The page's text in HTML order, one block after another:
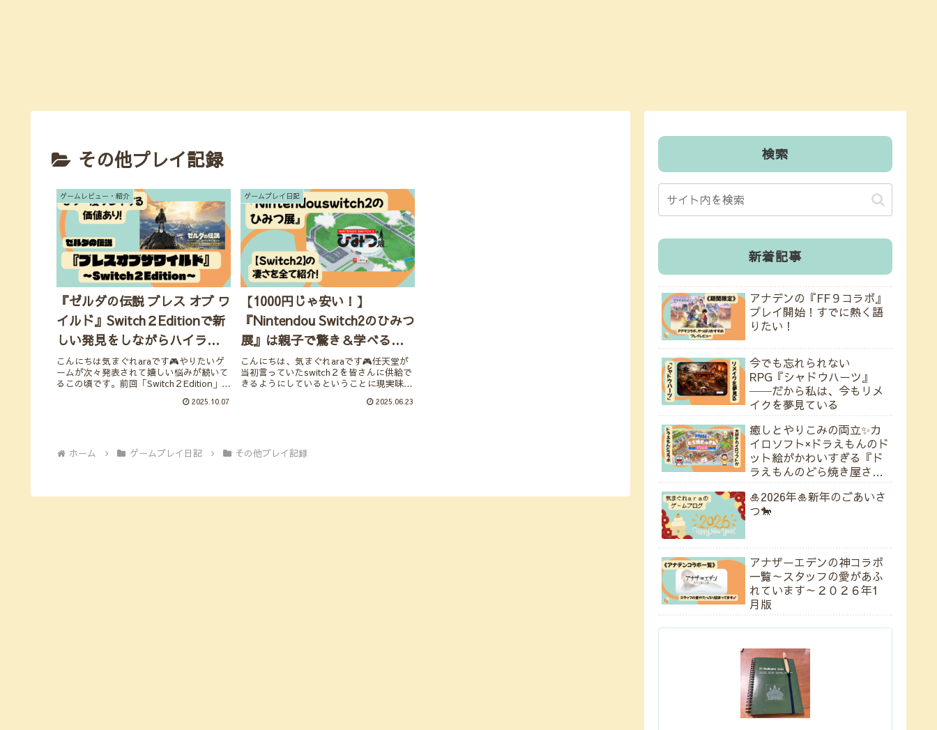
その他プレイ記録
ゲームレビュー・紹介
『ゼルダの伝説 ブレス オブ ワ
イルド』Switch２Editionで新
しい発見をしながらハイラル
の旅🗺
こんにちは気まぐれaraです🎮やりたいゲ
ームが次々発表されて嬉しい悩みが続いて
るこの頃です。前回「Switch２Edition」を
ブレス オブ ザ ワイルド」のSwitch２2025.10.07
ゲームプレイ日記
【1000円じゃ安い！】
『Nintendou Switch2のひみつ
展』は親子で驚き＆学べる体
験型ゲームだった
こんにちは、気まぐれaraです🎮任天堂が
当初言っていたswitch２を皆さんに供給で
きるようにしているということに現実味が
て、任天堂ファンが転売ヤーからは購入は
2025.06.23
ホーム ゲームプレイ日記 その他プレイ記録
検索
新着記事
アナデンの『FF９コラボ』
プレイ開始！すでに熱く語
りたい！
今でも忘れられない
RPG『シャドウハーツ』
──だから私は、今もリメ
イクを夢見ている
癒しとやりこみの両立✨カ
イロソフト×ドラえもんのド
ット絵がかわいすぎる『ド
ラえもんのどら焼き屋さん
🎍2026年🎍新年のごあいさ
つ🐎
アナザーエデンの神コラボ
一覧～スタッフの愛があふ
れています～２０２６年1
月版